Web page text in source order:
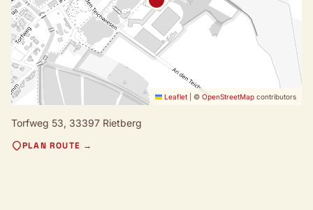
Leaflet © OpenStreetMap contributors
Torfweg 53, 33397 Rietberg
PLAN ROUTE →